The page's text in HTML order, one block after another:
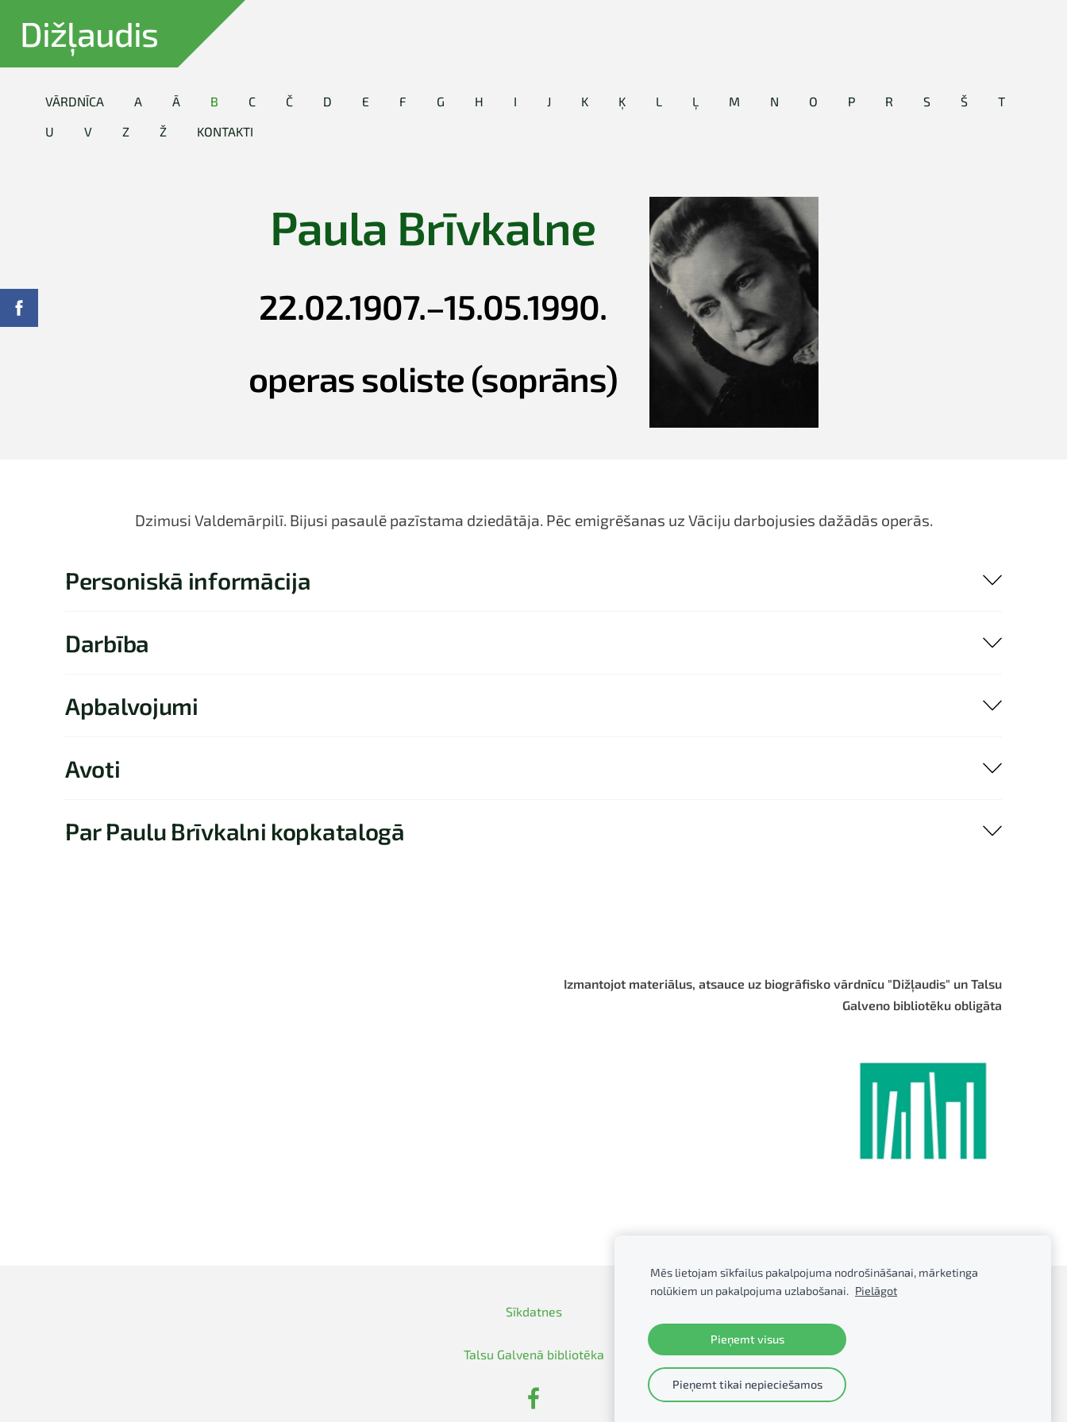
Dižļaudis
VĀRDNĪCA A Ā B C Č D E F G H I J K Ķ L Ļ M N O P R S Š
T
U
V Z Ž KONTAKTI
Paula Brīvkalne
22.02.1907.–15.05.1990.
operas soliste (soprāns)
Dzimusi Valdemārpilī. Bijusi pasaulē pazīstama dziedātāja. Pēc emigrēšanas uz Vāciju darbojusies dažādās operās.
Personiskā informācija
Darbība
Apbalvojumi
Avoti
Par Paulu Brīvkalni kopkatalogā
Izmantojot materiālus, atsauce uz biogrāfisko vārdnīcu "Dižļaudis" un Talsu
Galveno bibliotēku obligāta
Sīkdatnes
Talsu Galvenā bibliotēka
Mēs lietojam sīkfailus pakalpojuma nodrošināšanai, mārketinga
nolūkiem un pakalpojuma uzlabošanai. Pielāgot
Pieņemt visus
Pieņemt tikai nepieciešamos